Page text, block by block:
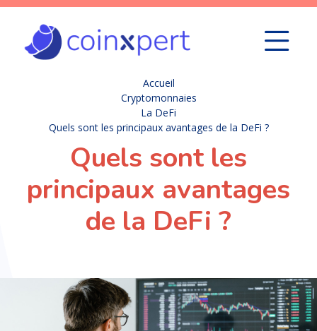
Accueil
Cryptomonnaies
La DeFi
Quels sont les principaux avantages de la DeFi ?
Quels sont les
principaux avantages
de la DeFi ?